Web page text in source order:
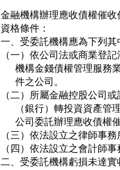
金融機構辦理應收債權催
資格條件：
一、受委託機構應為下列其
（一）依公司法或商業登
機構金錢債權管理服
      件之公司。
（二）所屬金融控股公司
（銀行）轉投資資產
公司委託辦理應收債
（三）依法設立之律師事務
（四）依法設立之會計師
二、受委託機構虧損未達